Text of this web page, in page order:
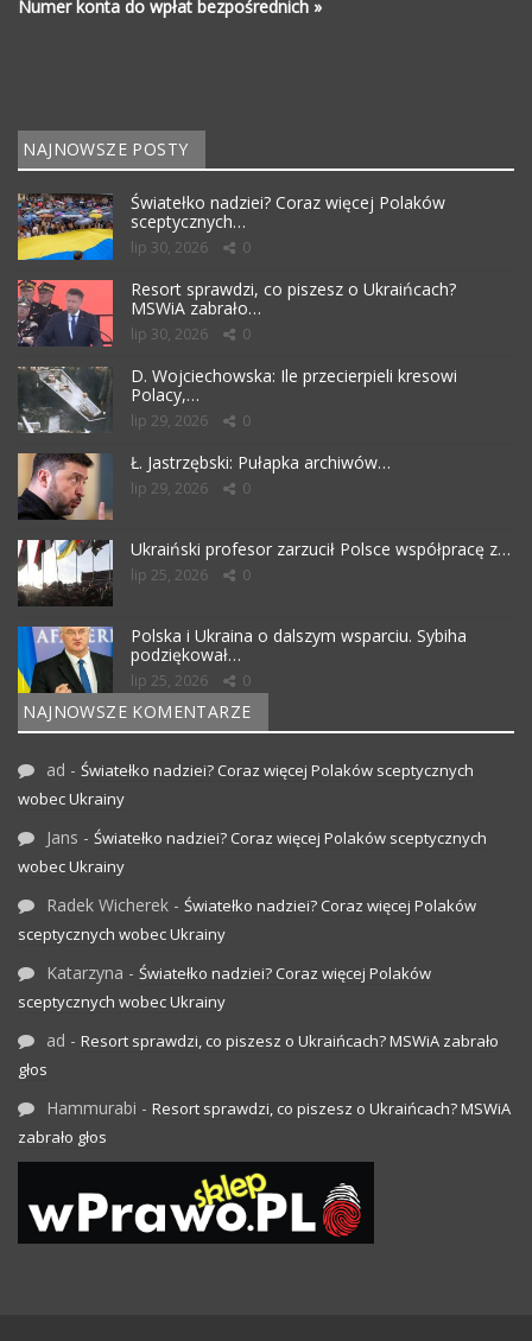
Numer konta do wpłat bezpośrednich »
NAJNOWSZE POSTY
Światełko nadziei? Coraz więcej Polaków
sceptycznych…
lip 30, 2026 0
Resort sprawdzi, co piszesz o Ukraińcach?
MSWiA zabrało…
lip 30, 2026 0
D. Wojciechowska: Ile przecierpieli kresowi
Polacy,…
lip 29, 2026 0
Ł. Jastrzębski: Pułapka archiwów…
lip 29, 2026 0
Ukraiński profesor zarzucił Polsce współpracę z…
lip 25, 2026 0
Polska i Ukraina o dalszym wsparciu. Sybiha
podziękował…
lip 25, 2026 0
NAJNOWSZE KOMENTARZE
ad - Światełko nadziei? Coraz więcej Polaków sceptycznych
wobec Ukrainy
Jans - Światełko nadziei? Coraz więcej Polaków sceptycznych
wobec Ukrainy
Radek Wicherek - Światełko nadziei? Coraz więcej Polaków
sceptycznych wobec Ukrainy
Katarzyna - Światełko nadziei? Coraz więcej Polaków
sceptycznych wobec Ukrainy
ad - Resort sprawdzi, co piszesz o Ukraińcach? MSWiA zabrało
głos
Hammurabi - Resort sprawdzi, co piszesz o Ukraińcach? MSWiA
zabrało głos